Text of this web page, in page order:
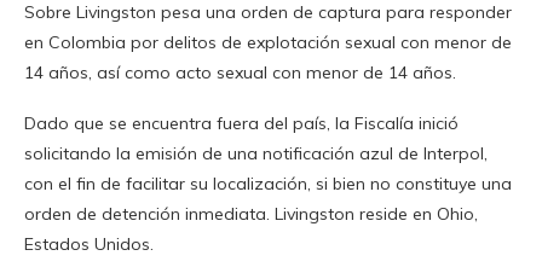
Sobre Livingston pesa una orden de captura para responder
en Colombia por delitos de explotación sexual con menor de
14 años, así como acto sexual con menor de 14 años.
Dado que se encuentra fuera del país, la Fiscalía inició
solicitando la emisión de una notificación azul de Interpol,
con el fin de facilitar su localización, si bien no constituye una
orden de detención inmediata. Livingston reside en Ohio,
Estados Unidos.